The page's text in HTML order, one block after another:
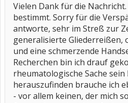
Vielen Dank für die
bestimmt. Sorry für die
antworte, sehr im Streß zur
generalisierte Gliederreißen,
und eine schmerzende
Recherchen bin ich drauf
rheumatologische Sache
herauszufinden brauche ich
- vor allem keinen, der mich